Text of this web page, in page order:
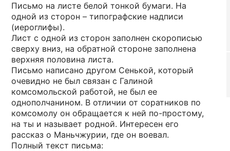
Письмо на листе белой тонкой бумаги. На
одной из сторон – типографские надписи
(иероглифы).
Лист с одной из сторон заполнен скорописью
сверху вниз, на обратной стороне заполнена
верхняя половина листа.
Письмо написано другом Сенькой, который
очевидно не был связан с Галиной
комсомольской работой, не был ее
однополчанином. В отличии от соратников по
комсомолу он обращается к ней по-простому,
на ты и называет родной. Интересен его
рассказ о Маньчжурии, где он воевал.
Полный текст письма: